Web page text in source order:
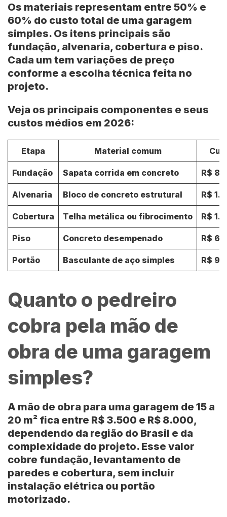
Os materiais representam entre 50% e
60% do custo total de uma garagem
simples. Os itens principais são
fundação, alvenaria, cobertura e piso.
Cada um tem variações de preço
conforme a escolha técnica feita no
projeto.
Veja os principais componentes e seus
custos médios em 2026:
Etapa Material comum
Fundação Sapata corrida em concreto R$
Alvenaria Bloco de concreto estrutural R$
Cobertura Telha metálica ou fibrocimento R$
Piso Concreto desempenado R$
Portão Basculante de aço simples R$
Quanto o pedreiro
cobra pela mão de
obra de uma garagem
simples?
A mão de obra para uma garagem de 15 a
20 m² fica entre R$ 3.500 e R$ 8.000,
dependendo da região do Brasil e da
complexidade do projeto. Esse valor
cobre fundação, levantamento de
paredes e cobertura, sem incluir
instalação elétrica ou portão
motorizado.